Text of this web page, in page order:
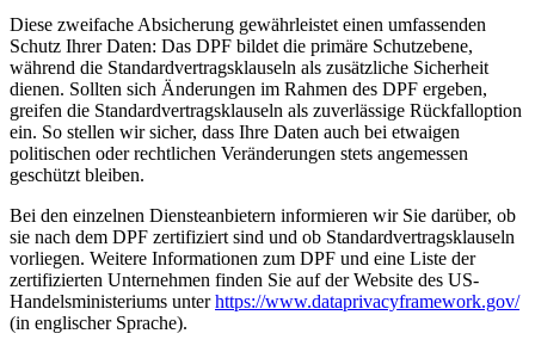
Diese zweifache Absicherung gewährleistet einen umfassenden
Schutz Ihrer Daten: Das DPF bildet die primäre Schutzebene,
während die Standardvertragsklauseln als zusätzliche Sicherheit
dienen. Sollten sich Änderungen im Rahmen des DPF ergeben,
greifen die Standardvertragsklauseln als zuverlässige Rückfalloption
ein. So stellen wir sicher, dass Ihre Daten auch bei etwaigen
politischen oder rechtlichen Veränderungen stets angemessen
geschützt bleiben.
Bei den einzelnen Diensteanbietern informieren wir Sie darüber, ob
sie nach dem DPF zertifiziert sind und ob Standardvertragsklauseln
vorliegen. Weitere Informationen zum DPF und eine Liste der
zertifizierten Unternehmen finden Sie auf der Website des US-
Handelsministeriums unterhttps://www.dataprivacyframework.gov/
(in englischer Sprache).